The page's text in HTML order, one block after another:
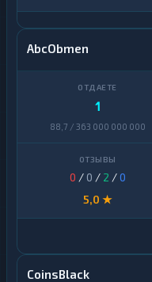
AbcObmen
1
88,7 / 363 000 000 000
0 / 0 / 2 /0
5,0 ★
CoinsBlack